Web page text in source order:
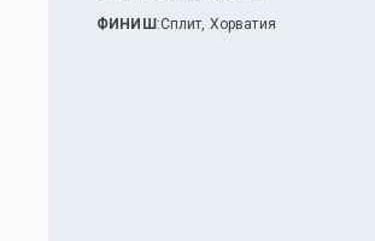
ФИНИШ :Сплит, Хорватия